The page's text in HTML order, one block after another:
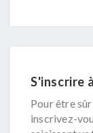
S'inscrire
Pour être
inscrivez-